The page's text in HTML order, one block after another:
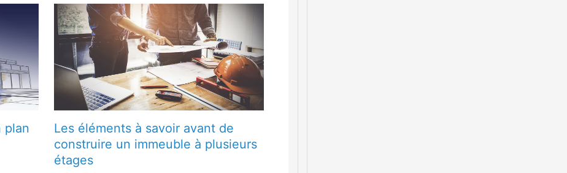
plan
Les éléments à savoir avant de
construire un immeuble à plusieurs
étages